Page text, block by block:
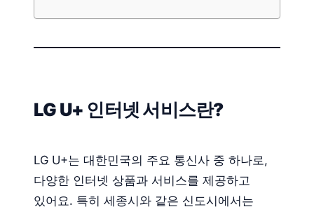
LG U+ 인터넷 서비스란?
LG U+는 대한민국의 주요 통신사 중 하나로,
다양한 인터넷 상품과 서비스를 제공하고
있어요. 특히 세종시와 같은 신도시에서는